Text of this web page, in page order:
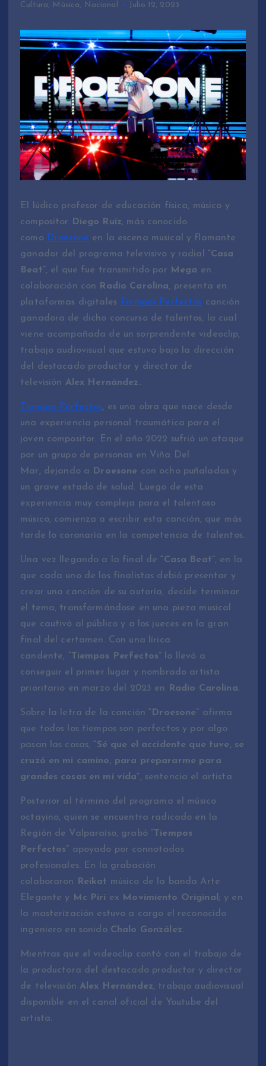
Cultura, Música, Nacional Julio 12, 2023
El lúdico profesor de educación física, músico y
compositor
Diego Ruiz, más conocido
como Droesone en la escena musical y flamante
ganador del programa televisivo y radial “Casa
Beat”, el que fue transmitido por Mega en
colaboración con
Radio Carolina, presenta en
plataformas digitales
Tiempos Perfectos canción
ganadora de dicho concurso de talentos, la cual
viene acompañada de un sorprendente videoclip,
trabajo audiovisual que estuvo bajo la dirección
del destacado productor y director de
televisión Alex Hernández.
Tiempos Perfectos, es una obra que nace desde
una experiencia personal traumática para el
joven compositor. En el año 2022 sufrió un ataque
por un grupo de personas en Viña Del
Mar,dejando a Droesone con ocho puñaladas y
un grave estado de salud. Luego de esta
experiencia muy compleja para el talentoso
músico, comienza a escribir esta canción, que más
tarde lo coronaría en la competencia de talentos.
Una vez llegando a la final de “Casa Beat”, en la
que cada uno de los finalistas debió presentar y
crear una canción de su autoría, decide terminar
el tema, transformándose en una pieza musical
que cautivó al público y a los jueces en la gran
final del certamen. Con una lírica
candente, “Tiempos Perfectos” lo llevó a
conseguir el primer lugar y nombrado artista
prioritario en marzo del 2023 en
Radio Carolina.
Sobre la letra de la canción“Droesone” afirma
que todos los tiempos son perfectos y por algo
pasan las cosas,“Sé que el accidente que tuve, se
cruzó en mi camino, para prepararme para
grandes cosas en mi vida”,sentencia el artista.
Posterior al término del programa el músico
octayino, quien se encuentra radicado en la
Región de Valparaíso, grabó “Tiempos
Perfectos” apoyado por connotados
profesionales. En la grabación
colaboraron Reikat músico de la banda Arte
Elegante y Mc Piri ex Movimiento Original; y en
la masterización estuvo a cargo el reconocido
ingeniero en sonido Chalo González.
Mientras que el videoclip contó con el trabajo de
la productora del destacado productor y director
de televisión Alex Hernández, trabajo audiovisual
disponible en el canal oficial de Youtube del
artista.